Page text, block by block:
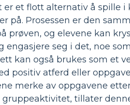
er et flott alternativ å spille
på. Prosessen er den
prøven, og elevene kan
seg i det, noe
kan også brukes som et
positiv atferd eller
merke av oppgavene
tillater